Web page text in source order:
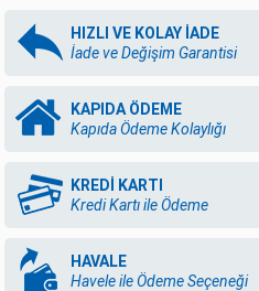
HIZLI VE KOLAY İADE
İade ve Değişim Garantisi
KAPIDA ÖDEME
Kapıda Ödeme Kolaylığı
KREDİ KARTI
Kredi Kartı ile Ödeme
HAVALE
Havele ile Ödeme Seçeneği